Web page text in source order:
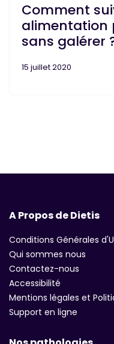
Comment
alimentation
sans galérer
15 juillet 2020
A Propos de Dietis
Conditions Générales
Qui sommes nous
Contactez-nous
Accessibilité
Mentions légales et
Support en ligne